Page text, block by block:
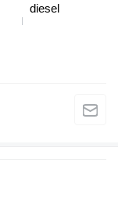
diesel